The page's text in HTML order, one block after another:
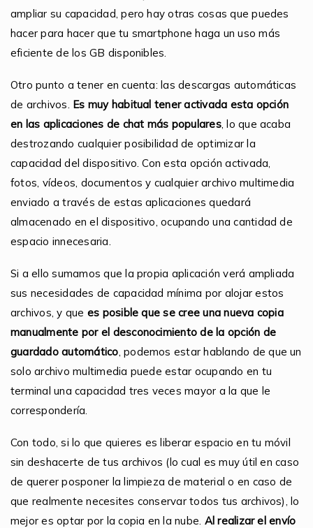
ampliar su capacidad, pero hay otras cosas que puedes
hacer para hacer que tu smartphone haga un uso más
eficiente de los GB disponibles.
Otro punto a tener en cuenta: las descargas automáticas
de archivos. Es muy habitual tener activada esta opción
en las aplicaciones de chat más populares, lo que acaba
destrozando cualquier posibilidad de optimizar la
capacidad del dispositivo. Con esta opción activada,
fotos, vídeos, documentos y cualquier archivo multimedia
enviado a través de estas aplicaciones quedará
almacenado en el dispositivo, ocupando una cantidad de
espacio innecesaria.
Si a ello sumamos que la propia aplicación verá ampliada
sus necesidades de capacidad mínima por alojar estos
archivos, y que es posible que se cree una nueva copia
manualmente por el desconocimiento de la opción de
guardado automático , podemos estar hablando de que un
solo archivo multimedia puede estar ocupando en tu
terminal una capacidad tres veces mayor a la que le
correspondería.
Con todo, si lo que quieres es liberar espacio en tu móvil
sin deshacerte de tus archivos (lo cual es muy útil en caso
de querer posponer la limpieza de material o en caso de
que realmente necesites conservar todos tus archivos), lo
mejor es optar por la copia en la nube. Al realizar el envío